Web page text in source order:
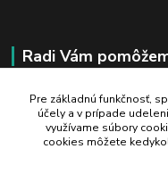
Radi Vám
+421 908 700 612
po-pia: 8.00 - 16.00
business@jtf.sk
Pre základnú funkčnosť,
účely a v prípade
využívame súbory
cookies môžete